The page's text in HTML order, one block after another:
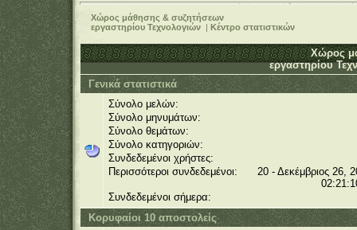
Χώρος μάθησης & συζητήσεων
εργαστηρίου Τεχνολογιών |Κέντρο στατιστικών
Χώρος
εργαστηρίου
Γενικά στατιστικά
Σύνολο μελών:
Σύνολο μηνυμάτων:
Σύνολο θεμάτων:
Σύνολο κατηγοριών:
Συνδεδεμένοι χρήστες:
Περισσότεροι συνδεδεμένοι:
20 - Δεκέμβριος 26,
Συνδεδεμένοι σήμερα:
Κορυφαίοι 10 αποστολείς